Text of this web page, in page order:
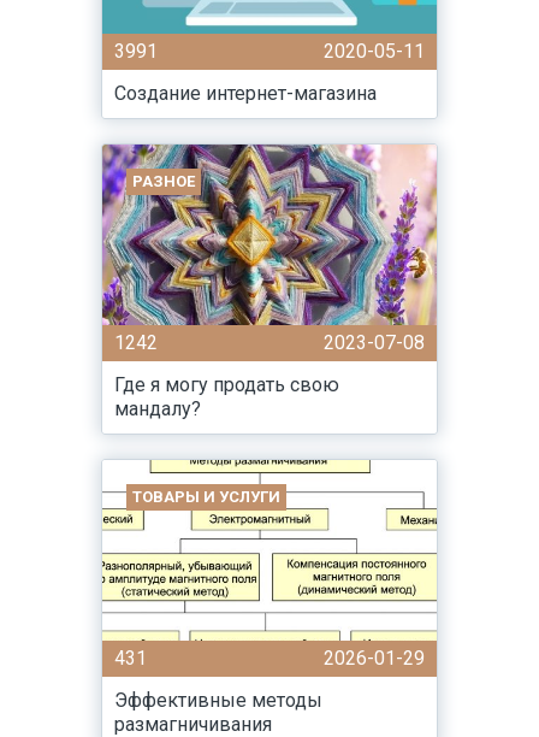
3991
2020-05-11
Создание интернет-магазина
РАЗНОЕ
1242
2023-07-08
Где я могу продать свою
мандалу?
ТОВАРЫ И УСЛУГИ
431
2026-01-29
Эффективные методы
размагничивания